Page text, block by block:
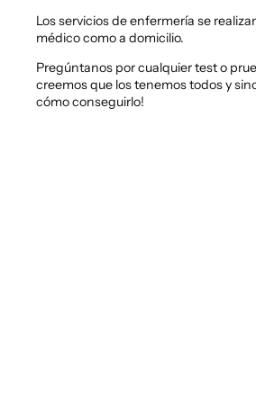
Los servicios de enfermería se
médico como a domicilio.
Pregúntanos por cualquier test o
creemos que los tenemos todos y
cómo conseguirlo!